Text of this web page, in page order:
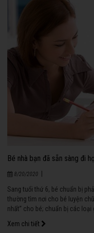
Bé nhà bạn đã sẵn sàng đi
8/20/2020
Sang tuổi thứ 6, bé chuẩn bị
thường tìm nơi cho bé luyện
nhất” cho bé; chuẩn bị các loại
“chín muồi” của bé đạt đến
Xem chi tiết